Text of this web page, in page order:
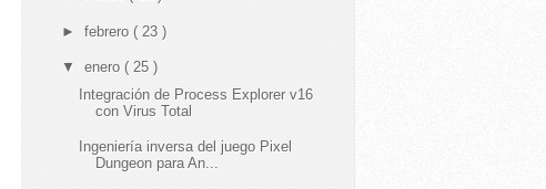
► febrero ( 23 )
▼ enero ( 25 )
Integración de Process Explorer v16
con Virus Total
Ingeniería inversa del juego Pixel
Dungeon para An...